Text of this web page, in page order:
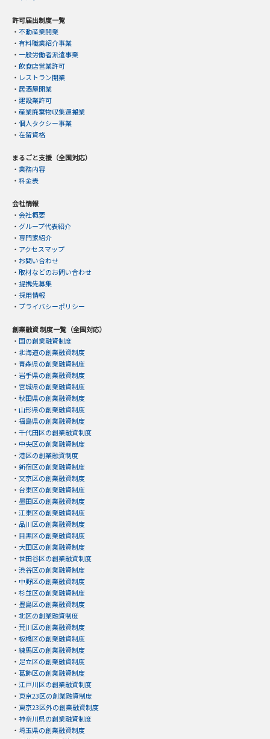
許可届出制度一覧
・ 不動産業開業
・ 有料職業紹介事業
・ 一般労働者派遣事業
・ 飲食店営業許可
・ レストラン開業
・ 居酒屋開業
・ 建設業許可
・ 産業廃棄物収集運搬業
・ 個人タクシー事業
・ 在留資格
まるごと支援（全国対応）
・ 業務内容
・ 料金表
会社情報
・ 会社概要
・ グループ代表紹介
・ 専門家紹介
・ アクセスマップ
・ お問い合わせ
・ 取材などのお問い合わせ
・ 提携先募集
・ 採用情報
・ プライバシーポリシー
創業融資 制度一覧（全国対応）
・ 国の創業融資制度
・ 北海道の創業融資制度
・ 青森県の創業融資制度
・ 岩手県の創業融資制度
・ 宮城県の創業融資制度
・ 秋田県の創業融資制度
・ 山形県の創業融資制度
・ 福島県の創業融資制度
・ 千代田区の創業融資制度
・ 中央区の創業融資制度
・ 港区の創業融資制度
・ 新宿区の創業融資制度
・ 文京区の創業融資制度
・ 台東区の創業融資制度
・ 墨田区の創業融資制度
・ 江東区の創業融資制度
・ 品川区の創業融資制度
・ 目黒区の創業融資制度
・ 大田区の創業融資制度
・ 世田谷区の創業融資制度
・ 渋谷区の創業融資制度
・ 中野区の創業融資制度
・ 杉並区の創業融資制度
・ 豊島区の創業融資制度
・ 北区の創業融資制度
・ 荒川区の創業融資制度
・ 板橋区の創業融資制度
・ 練馬区の創業融資制度
・ 足立区の創業融資制度
・ 葛飾区の創業融資制度
・ 江戸川区の創業融資制度
・ 東京23区の創業融資制度
・ 東京23区外の創業融資制度
・ 神奈川県の創業融資制度
・ 埼玉県の創業融資制度